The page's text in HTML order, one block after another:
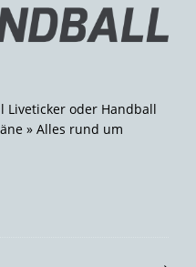
Liveticker oder Handball
» Alles rund um